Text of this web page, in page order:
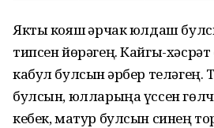
Якты кояш һәрчак юлдаш
типсен йөрәгең. Кайгы-
кабул булсын һәрбер теләгең.
булсын, юлларыңа үссен
кебек, матур булсын синең